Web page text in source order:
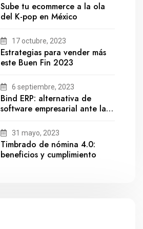
Sube tu ecommerce a la ola
del K-pop en México
17 octubre, 2023
Estrategias para vender más
este Buen Fin 2023
6 septiembre, 2023
Bind ERP: alternativa de
software empresarial ante la
31 mayo, 2023
Timbrado de nómina 4.0:
beneficios y cumplimiento